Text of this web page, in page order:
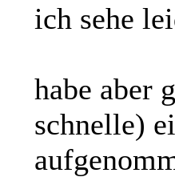
ich sehe
habe aber
schnelle)